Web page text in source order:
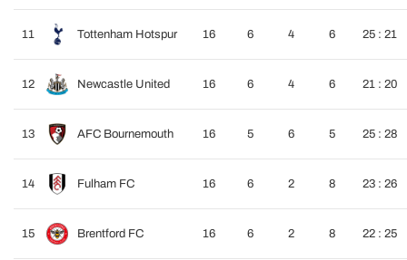
11 Tottenham Hotspur 16 6 4 6 25 : 21
12 Newcastle United 16 6 4 6 21 : 20
13 AFC Bournemouth 16 5 6 5 25 : 28
14 Fulham FC 16 6 2 8 23 : 26
15 Brentford FC 16 6 2 8 22 : 25